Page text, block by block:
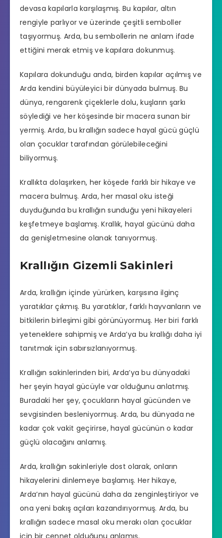
devasa kapılarla karşılaşmış. Bu kapılar, altın
rengiyle parlıyor ve üzerinde çeşitli semboller
taşıyormuş. Arda, bu sembollerin ne anlam ifade
ettiğini merak etmiş ve kapılara dokunmuş.
Kapılara dokunduğu anda, birden kapılar açılmış ve
Arda kendini büyüleyici bir dünyada bulmuş. Bu
dünya, rengarenk çiçeklerle dolu, kuşların şarkı
söylediği ve her köşesinde bir macera sunan bir
yermiş. Arda, bu krallığın sadece hayal gücü güçlü
olan çocuklar tarafından görülebileceğini
biliyormuş.
Krallıkta dolaşırken, her köşede farklı bir hikaye ve
macera bulmuş. Arda, her masal oku isteği
duyduğunda bu krallığın sunduğu yeni hikayeleri
keşfetmeye başlamış. Krallık, hayal gücünü daha
da genişletmesine olanak tanıyormuş.
Krallığın Gizemli Sakinleri
Arda, krallığın içinde yürürken, karşısına ilginç
yaratıklar çıkmış. Bu yaratıklar, farklı hayvanların ve
bitkilerin birleşimi gibi görünüyormuş. Her biri farklı
yeteneklere sahipmiş ve Arda’ya bu krallığı daha iyi
tanıtmak için sabırsızlanıyormuş.
Krallığın sakinlerinden biri, Arda’ya bu dünyadaki
her şeyin hayal gücüyle var olduğunu anlatmış.
Buradaki her şey, çocukların hayal gücünden ve
sevgisinden besleniyormuş. Arda, bu dünyada ne
kadar çok vakit geçirirse, hayal gücünün o kadar
güçlü olacağını anlamış.
Arda, krallığın sakinleriyle dost olarak, onların
hikayelerini dinlemeye başlamış. Her hikaye,
Arda’nın hayal gücünü daha da zenginleştiriyor ve
ona yeni bakış açıları kazandırıyormuş. Arda, bu
krallığın sadece masal oku merakı olan çocuklar
için bir cennet olduğunu anlamış.